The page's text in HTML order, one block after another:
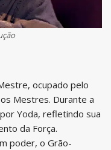
ocupado pelo
Mestres. Durante a
Yoda, refletindo sua
da Força.
poder, o Grão-